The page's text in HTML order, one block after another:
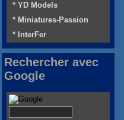
* YD Models
* Miniatures-Passion
* InterFer
Rechercher avec
Google